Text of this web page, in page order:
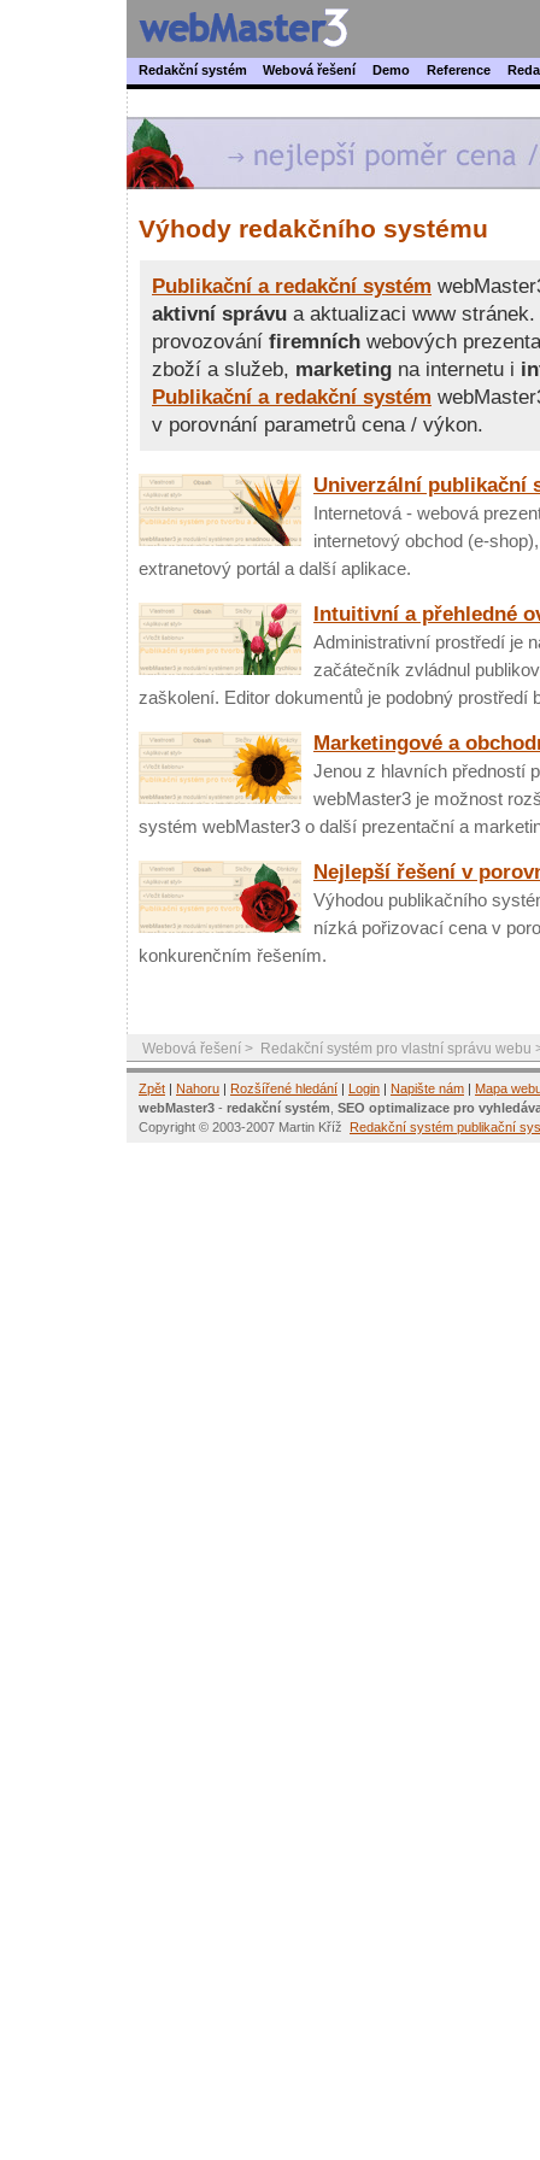
Výhody redakčního systému
Publikační a redakční systém
aktivní správu a aktualizaci www
provozování firemních webových
zboží a služeb, marketing na internetu i
Publikační a redakční systém
v porovnání parametrů cena / výkon.
Univerzální publikační
Internetová - webová
internetový obchod (e-
extranetový portál a další aplikace.
Intuitivní a přehledné
Administrativní prostředí je
začátečník zvládnul
zaškolení. Editor dokumentů je podobný prostředí
Marketingové a
Jenou z hlavních předností
webMaster3 je možnost
systém webMaster3 o další prezentační a
Nejlepší řešení v
Výhodou publikačního
nízká pořizovací cena v
konkurenčním řešením.
Webová řešení > Redakční systém pro vlastní správu webu
Redakční systém Webová řešení Demo Reference
Zpět | Nahoru | Rozšířené hledání | Login | Napište nám | Mapa
webMaster3 - redakční systém SEO optimalizace pro
Copyright © 2003-2007 Martin Kříž Redakční systém publikační